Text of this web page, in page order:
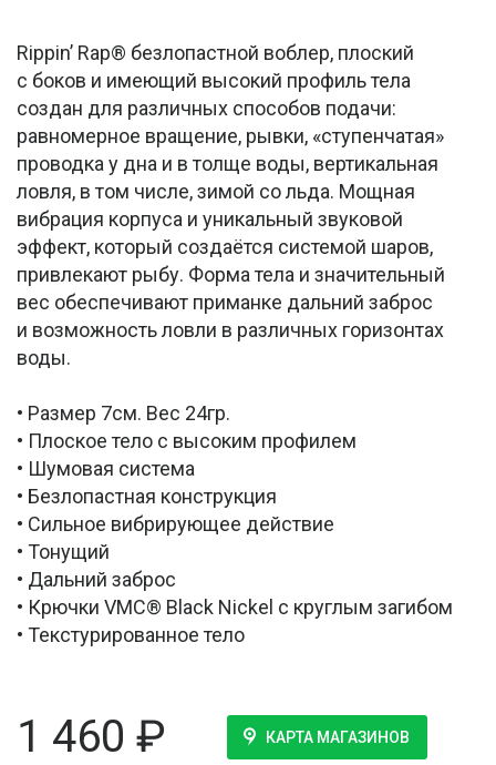
Rippin’ Rap® безлопастной воблер, плоский
с боков и имеющий высокий профиль тела
создан для различных способов подачи:
равномерное вращение, рывки, «ступенчатая»
проводка у дна и в толще воды, вертикальная
ловля, в том числе, зимой со льда. Мощная
вибрация корпуса и уникальный звуковой
эффект, который создаётся системой шаров,
привлекают рыбу. Форма тела и значительный
вес обеспечивают приманке дальний заброс
и возможность ловли в различных горизонтах
воды.
• Размер 7см. Вес 24гр.
• Плоское тело с высоким профилем
• Шумовая система
• Безлопастная конструкция
• Сильное вибрирующее действие
• Тонущий
• Дальний заброс
• Крючки VMC® Black Nickel с круглым загибом
• Текстурированное тело
1 460 ₽ КАРТА МАГАЗИНОВ